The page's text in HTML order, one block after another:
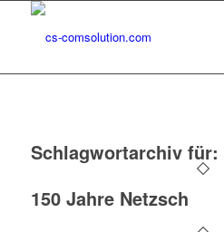
Schlagwortarchiv für:
150 Jahre Netzsch